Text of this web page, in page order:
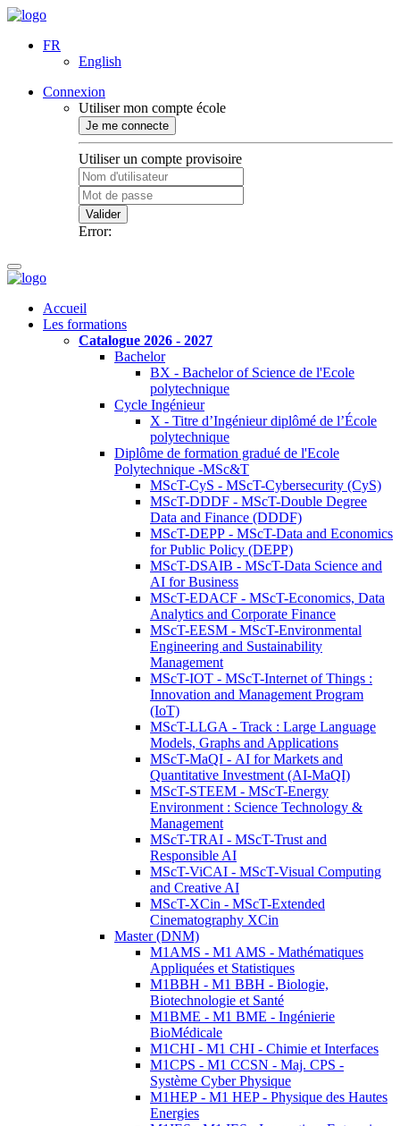
FR
English
Connexion
Utiliser mon compte école
Je me connecte
Utiliser un compte provisoire
Valider
Error:
Accueil
Les formations
Catalogue 2026 - 2027
Bachelor
BX - Bachelor of Science de l'Ecole
polytechnique
Cycle Ingénieur
X - Titre d’Ingénieur diplômé de l’École
polytechnique
Diplôme de formation gradué de l'Ecole
Polytechnique -MSc&T
MScT-CyS - MScT-Cybersecurity (CyS)
MScT-DDDF - MScT-Double Degree
Data and Finance (DDDF)
MScT-DEPP - MScT-Data and Economics
for Public Policy (DEPP)
MScT-DSAIB - MScT-Data Science and
AI for Business
MScT-EDACF - MScT-Economics, Data
Analytics and Corporate Finance
MScT-EESM - MScT-Environmental
Engineering and Sustainability
Management
MScT-IOT - MScT-Internet of Things :
Innovation and Management Program
(IoT)
MScT-LLGA - Track : Large Language
Models, Graphs and Applications
MScT-MaQI - AI for Markets and
Quantitative Investment (AI-MaQI)
MScT-STEEM - MScT-Energy
Environment : Science Technology &
Management
MScT-TRAI - MScT-Trust and
Responsible AI
MScT-ViCAI - MScT-Visual Computing
and Creative AI
MScT-XCin - MScT-Extended
Cinematography XCin
Master (DNM)
M1AMS - M1 AMS - Mathématiques
Appliquées et Statistiques
M1BBH - M1 BBH - Biologie,
Biotechnologie et Santé
M1BME - M1 BME - Ingénierie
BioMédicale
M1CHI - M1 CHI - Chimie et Interfaces
M1CPS - M1 CCSN - Maj. CPS -
Système Cyber Physique
M1HEP - M1 HEP - Physique des Hautes
Energies